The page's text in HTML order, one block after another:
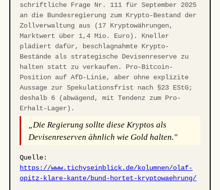
schriftliche Frage Nr. 111 für September 2025
an die Bundesregierung zum Krypto-Bestand der
Zollverwaltung aus (17 Kryptowährungen,
Marktwert über 1,4 Mio. Euro). Kneller
plädiert dafür, beschlagnahmte Krypto-
Bestände als strategische Devisenreserve zu
halten statt zu verkaufen. Pro-Bitcoin-
Position auf AfD-Linie, aber ohne explizite
Aussage zur Spekulationsfrist nach §23 EStG;
deshalb 6 (abwägend, mit Tendenz zum Pro-
Erhalt-Lager).
„Die Regierung sollte diese Kryptos als
Devisenreserven ähnlich wie Gold halten."
Quelle:
https://www.tichyseinblick.de/kolumnen/olaf-
opitz-klare-kante/bund-hortet-kryptowaehrung/